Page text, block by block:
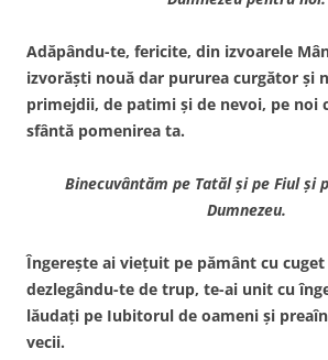
Adăpându-te, fericite, din izvoarele
izvorăşti nouă dar pururea curgător şi
primejdii, de patimi şi de nevoi, pe noi
sfântă pomenirea ta.
Binecuvântăm pe Tatăl şi pe Fiul şi
Dumnezeu.
Îngereşte ai vieţuit pe pământ cu
dezlegându-te de trup, te-ai unit cu
lăudaţi pe Iubitorul de oameni şi
vecii.